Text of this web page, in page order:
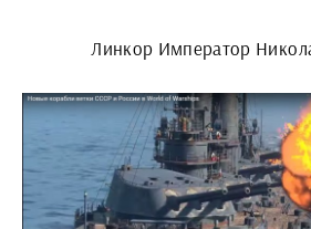
Линкор Император